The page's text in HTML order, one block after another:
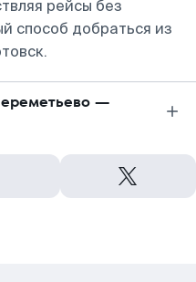
рейсы без
способ добраться из
—